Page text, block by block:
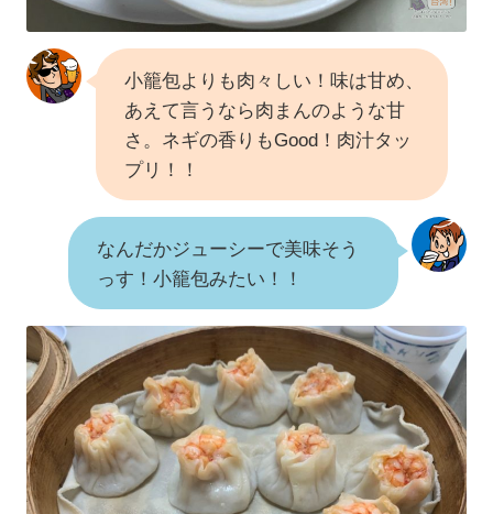
小籠包よりも肉々しい！味は甘め、
あえて言うなら肉まんのような甘
さ。ネギの香りもGood！肉汁タッ
プリ！！
なんだかジューシーで美味そう
っす！小籠包みたい！！